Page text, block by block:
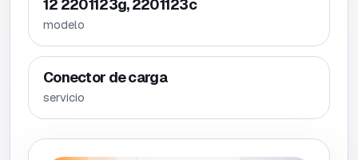
12 2201123g, 2201123c
modelo
Conector de carga
servicio